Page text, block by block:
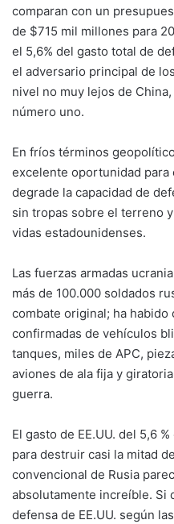
comparan con un
de $715 mil millones para
el 5,6% del gasto total de
el adversario principal de
nivel no muy lejos de
número uno.
En fríos términos
excelente oportunidad para
degrade la capacidad de
sin tropas sobre el terreno
vidas estadounidenses.
Las fuerzas armadas
más de 100.000 soldados
combate original; ha habido
confirmadas de vehículos
tanques, miles de APC,
aviones de ala fija y
guerra.
El gasto de EE.UU. del 5,6
para destruir casi la mitad
convencional de Rusia
absolutamente increíble. Si
defensa de EE.UU. según